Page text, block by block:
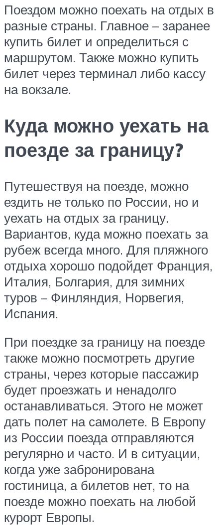
Поездом можно поехать на отдых в
разные страны. Главное – заранее
купить билет и определиться с
маршрутом. Также можно купить
билет через терминал либо кассу
на вокзале.
Куда можно уехать на
поезде за границу?
Путешествуя на поезде, можно
ездить не только по России, но и
уехать на отдых за границу.
Вариантов, куда можно поехать за
рубеж всегда много. Для пляжного
отдыха хорошо подойдет Франция,
Италия, Болгария, для зимних
туров – Финляндия, Норвегия,
Испания.
При поездке за границу на поезде
также можно посмотреть другие
страны, через которые пассажир
будет проезжать и ненадолго
останавливаться. Этого не может
дать полет на самолете. В Европу
из России поезда отправляются
регулярно и часто. И в ситуации,
когда уже забронирована
гостиница, а билетов нет, то на
поезде можно поехать на любой
курорт Европы.